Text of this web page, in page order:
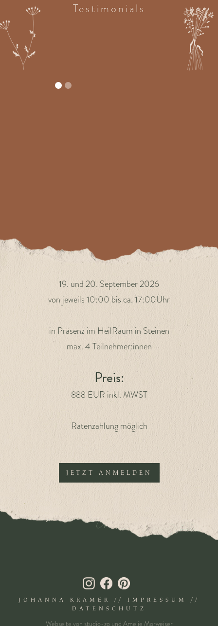
Testimonials
19. und 20. September 2026
von jeweils 10:00 bis ca. 17:00Uhr
in Präsenz im HeilRaum in Steinen
max. 4 Teilnehmer:innen
Preis:
888 EUR inkl. MWST
Ratenzahlung möglich
JETZT ANMELDEN
JOHANNA KRAMER // IMPRESSUM
//
DATENSCHUTZ
Webseite von studio-zo und Amelie Morweiser